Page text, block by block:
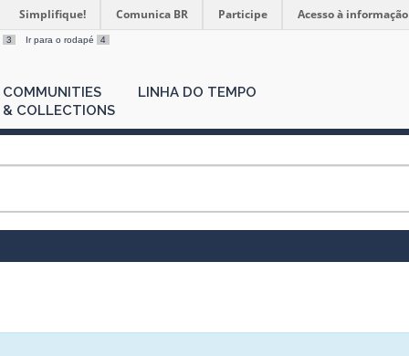
Simplifique! Comunica BR Participe Acesso à informação
3 Ir para o rodapé 4
COMMUNITIES
& COLLECTIONS
LINHA DO TEMPO